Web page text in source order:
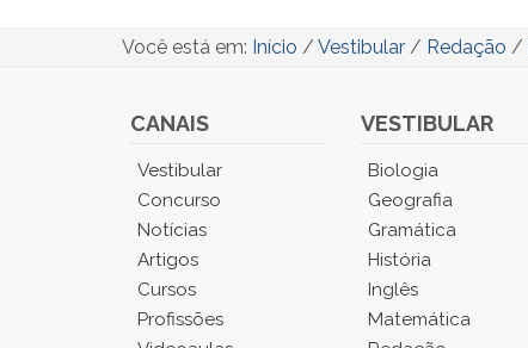
Você está em: Início / Vestibular / Redação /
CANAIS
Você
está
Menu
Principal.
Pressione
TAB
e
Vestibular
Concurso
Notícias
Artigos
Cursos
Profissões
VESTIBULAR
Biologia
Geografia
Gramática
História
Inglês
Matemática